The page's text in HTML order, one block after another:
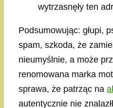
wytrzasnęły ten
Podsumowując: głupi,
spam, szkoda, że
nieumyślnie, a może
renomowana marka
sprawa, że patrząc na
autentycznie nie